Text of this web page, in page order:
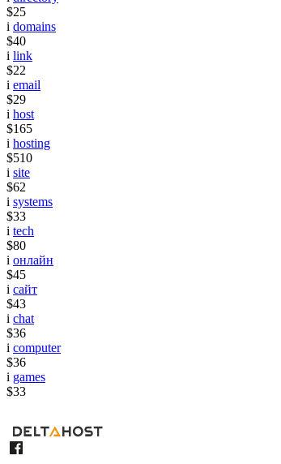
$25
i domains
$40
i link
$22
i email
$29
i host
$165
i hosting
$510
i site
$62
i systems
$33
i tech
$80
i онлайн
$45
i сайт
$43
i chat
$36
i computer
$36
i games
$33